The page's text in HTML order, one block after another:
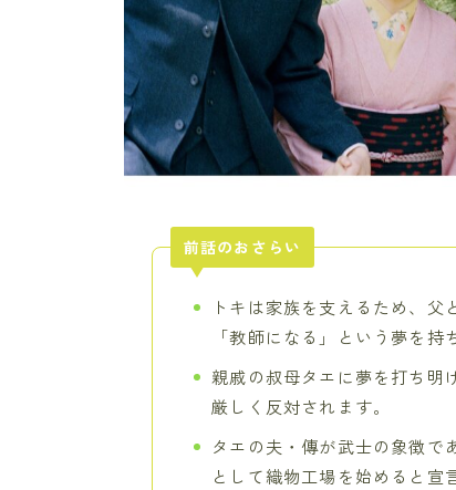
前話のおさらい
トキは家族を支えるため、父
「教師になる」という夢を持
親戚の叔母タエに夢を打ち明
厳しく反対されます。
タエの夫・傳が武士の象徴で
として織物工場を始めると宣